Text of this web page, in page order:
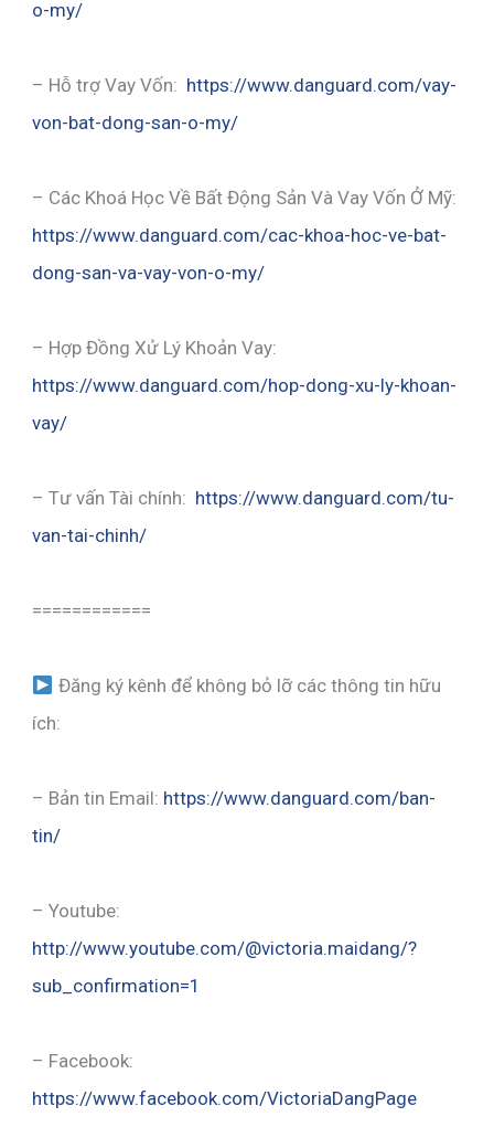
o-my/
– Hỗ trợ Vay Vốn: https://www.danguard.com/vay-
von-bat-dong-san-o-my/
– Các Khoá Học Về Bất Động Sản Và Vay Vốn Ở Mỹ:
https://www.danguard.com/cac-khoa-hoc-ve-bat-
dong-san-va-vay-von-o-my/
– Hợp Đồng Xử Lý Khoản Vay:
https://www.danguard.com/hop-dong-xu-ly-khoan-
vay/
– Tư vấn Tài chính: https://www.danguard.com/tu-
van-tai-chinh/
============
Đăng ký kênh để không bỏ lỡ các thông tin hữu
ích:
– Bản tin Email: https://www.danguard.com/ban-
tin/
– Youtube:
http://www.youtube.com/@victoria.maidang/?
sub_confirmation=1
– Facebook:
https://www.facebook.com/VictoriaDangPage